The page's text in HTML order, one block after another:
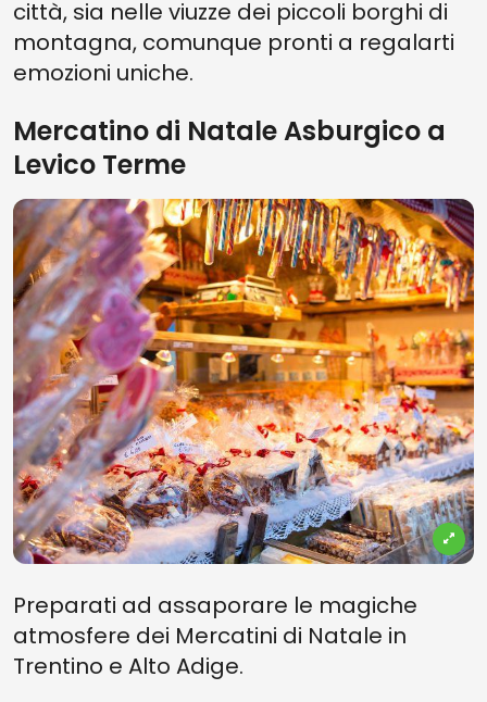
città, sia nelle viuzze dei piccoli borghi di
montagna, comunque pronti a regalarti
emozioni uniche.
Mercatino di Natale Asburgico a
Levico Terme
Preparati ad assaporare le magiche
atmosfere dei Mercatini di Natale in
Trentino e Alto Adige.